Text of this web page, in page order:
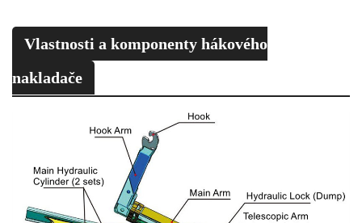
Vlastnosti a komponenty hákového
nakladače